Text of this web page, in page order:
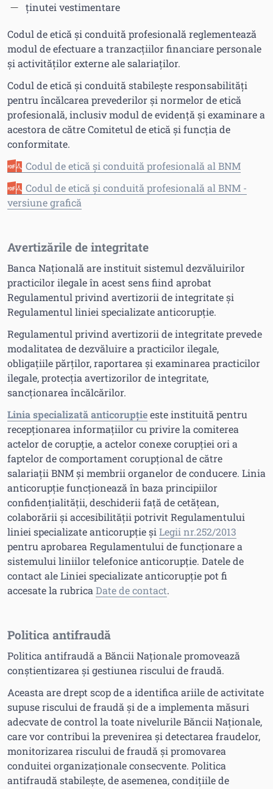
ținutei vestimentare
Codul de etică și conduită profesională reglementează
modul de efectuare a tranzacțiilor financiare personale
și activităților externe ale salariaților.
Codul de etică și conduită stabilește responsabilități
pentru încălcarea prevederilor și normelor de etică
profesională, inclusiv modul de evidență și examinare a
acestora de către Comitetul de etică și funcția de
conformitate.
Codul de etică și conduită profesională al BNM
Codul de etică și conduită profesională al BNM -
versiune grafică
Avertizările de integritate
Banca Națională are instituit sistemul dezvăluirilor
practicilor ilegale în acest sens fiind aprobat
Regulamentul privind avertizorii de integritate și
Regulamentul liniei specializate anticorupție.
Regulamentul privind avertizorii de integritate prevede
modalitatea de dezvăluire a practicilor ilegale,
obligațiile părților, raportarea și examinarea practicilor
ilegale, protecția avertizorilor de integritate,
sancționarea încălcărilor.
Linia specializată anticorupțieeste instituită pentru
recepționarea informațiilor cu privire la comiterea
actelor de corupție, a actelor conexe corupției ori a
faptelor de comportament corupțional de către
salariații BNM și membrii organelor de conducere. Linia
anticorupție funcționează în baza principiilor
confidențialității, deschiderii față de cetățean,
colaborării și accesibilității potrivit Regulamentului
liniei specializate anticorupție și Legii nr.252/2013
pentru aprobarea Regulamentului de funcționare a
sistemului liniilor telefonice anticorupție. Datele de
contact ale Liniei specializate anticorupție pot fi
accesate la rubrica Date de contact.
Politica antifraudă
Politica antifraudă a Băncii Naționale promovează
conștientizarea și gestiunea riscului de fraudă.
Aceasta are drept scop de a identifica ariile de activitate
supuse riscului de fraudă și de a implementa măsuri
adecvate de control la toate nivelurile Băncii Naționale,
care vor contribui la prevenirea și detectarea fraudelor,
monitorizarea riscului de fraudă și promovarea
conduitei organizaționale consecvente. Politica
antifraudă stabilește, de asemenea, condițiile de